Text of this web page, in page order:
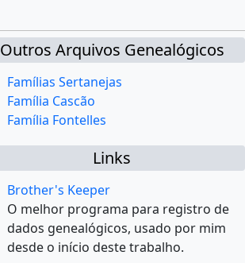
Outros Arquivos Genealógicos
Famílias Sertanejas
Família Cascão
Família Fontelles
Links
Brother's Keeper
O melhor programa para registro de
dados genealógicos, usado por mim
desde o início deste trabalho.